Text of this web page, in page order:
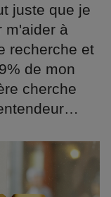
juste que je
m'aider à
recherche et
de mon
cherche